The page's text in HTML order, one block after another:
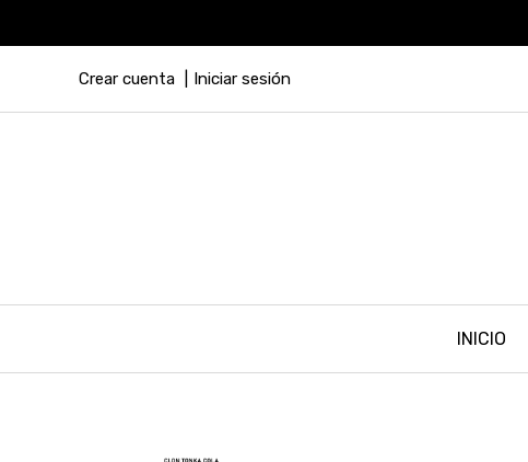
Crear cuenta Iniciar sesión
INICIO